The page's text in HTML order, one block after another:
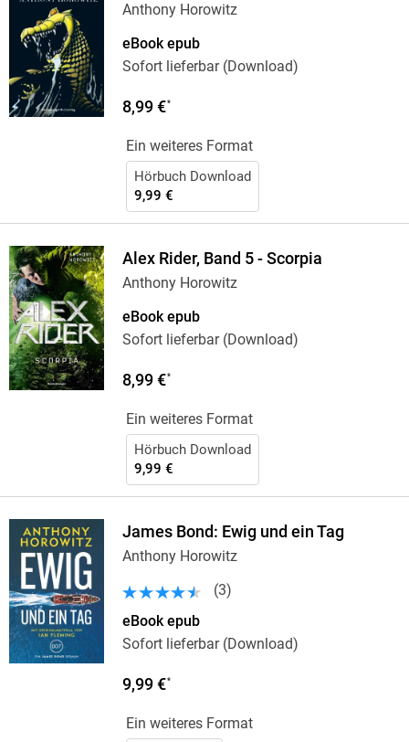
Anthony Horowitz
eBook epub
Sofort lieferbar (Download)
8,99 €*
Ein weiteres Format
Hörbuch Download
9,99 €
Alex Rider, Band 5 - Scorpia
Anthony Horowitz
eBook epub
Sofort lieferbar (Download)
8,99 €*
Ein weiteres Format
Hörbuch Download
9,99 €
James Bond: Ewig und ein Tag
Anthony Horowitz
(3)
eBook epub
Sofort lieferbar (Download)
9,99 €*
Ein weiteres Format